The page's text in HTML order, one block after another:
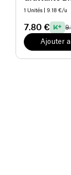
1 Unités | 9.18 €/u
7.80 €
Ajouter